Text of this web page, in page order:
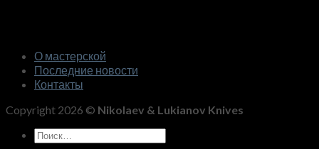
О мастерской
Последние новости
Контакты
Copyright 2026 © Nikolaev & Lukianov Knives
Искать: